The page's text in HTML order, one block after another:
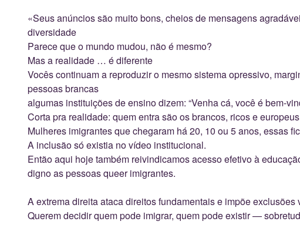
«Seus anúncios são muito bons, cheios de mensagens
diversidade
Parece que o mundo mudou, não é mesmo?
Mas a realidade … é diferente
Vocês continuam a reproduzir o mesmo sistema opressivo,
pessoas brancas
algumas instituições de ensino dizem: “Venha cá, você é bem-
Corta pra realidade: quem entra são os brancos, ricos e
Mulheres imigrantes que chegaram há 20, 10 ou 5 anos, essas
A inclusão só existia no vídeo institucional.
Então aqui hoje também reivindicamos acesso efetivo à
digno as pessoas queer imigrantes.
A extrema direita ataca direitos fundamentais e impõe exclusões
Querem decidir quem pode imigrar, quem pode existir —